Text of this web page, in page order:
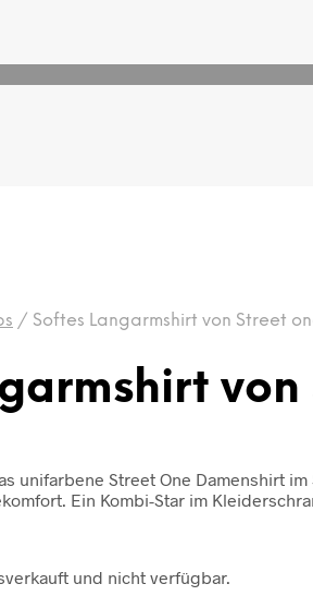
/ Softes Langarmshirt von Street
von
unifarbene Street One Damenshirt
Ein Kombi-Star im
und nicht verfügbar.